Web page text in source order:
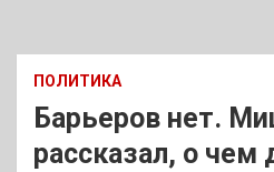
ПОЛИТИКА
Барьеров нет.
рассказал, о чем